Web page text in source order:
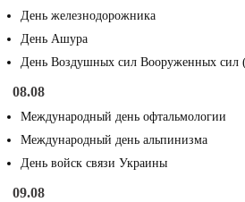
День железнодорожника
День Ашура
День Воздушных сил Вооруженных
08.08
Международный день офтальмологии
Международный день альпинизма
День войск связи Украины
09.08